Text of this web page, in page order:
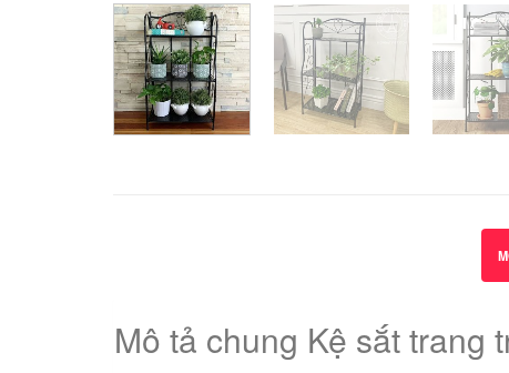
Mô tả chung Kệ sắt trang